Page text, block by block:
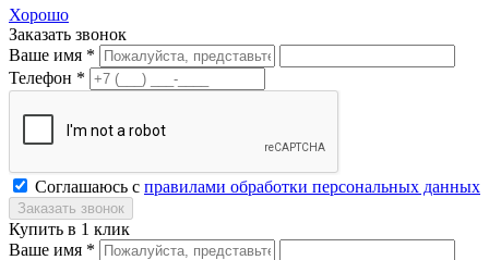
Хорошо
Заказать звонок
Ваше имя *
Телефон *
Соглашаюсь с правилами обработки персональных данных
Купить в 1 клик
Ваше имя *